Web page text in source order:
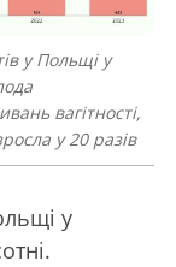
у Польщі у
вагітності,
у 20 разів
у